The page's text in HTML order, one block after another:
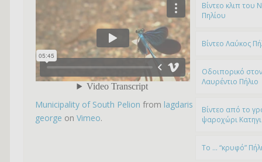
Municipality of South Pelion from lagdaris
george on Vimeo.
Bίντεο κλιπ του
Πηλίου
Βίντεο Λαύκος
Οδοιπορικό
Λαυρέντιο Πήλιο
Βίντεο από το
ψαροχώρι
To … “κρυφό”